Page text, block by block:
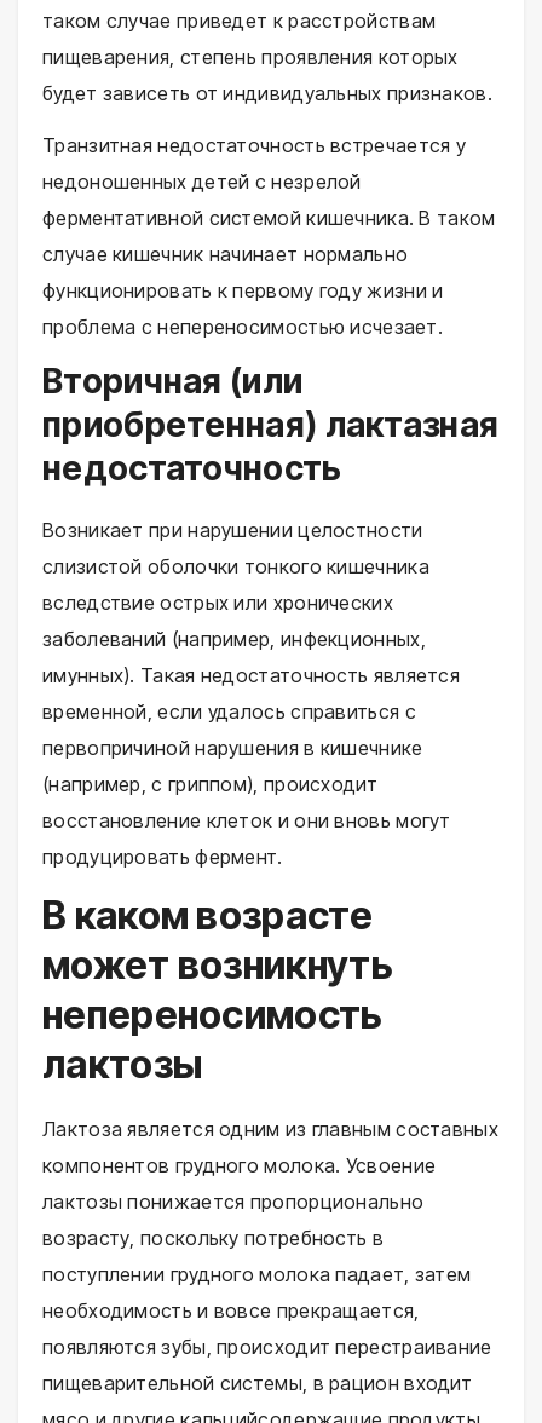
таком случае приведет к расстройствам
пищеварения, степень проявления которых
будет зависеть от индивидуальных признаков.
Транзитная недостаточность встречается у
недоношенных детей с незрелой
ферментативной системой кишечника. В таком
случае кишечник начинает нормально
функционировать к первому году жизни и
проблема с непереносимостью исчезает.
Вторичная (или
приобретенная) лактазная
недостаточность
Возникает при нарушении целостности
слизистой оболочки тонкого кишечника
вследствие острых или хронических
заболеваний (например, инфекционных,
имунных). Такая недостаточность является
временной, если удалось справиться с
первопричиной нарушения в кишечнике
(например, с гриппом), происходит
восстановление клеток и они вновь могут
продуцировать фермент.
В каком возрасте
может возникнуть
непереносимость
лактозы
Лактоза является одним из главным составных
компонентов грудного молока. Усвоение
лактозы понижается пропорционально
возрасту, поскольку потребность в
поступлении грудного молока падает, затем
необходимость и вовсе прекращается,
появляются зубы, происходит перестраивание
пищеварительной системы, в рацион входит